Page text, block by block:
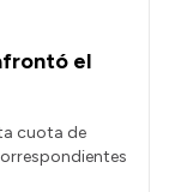
el
cuota de